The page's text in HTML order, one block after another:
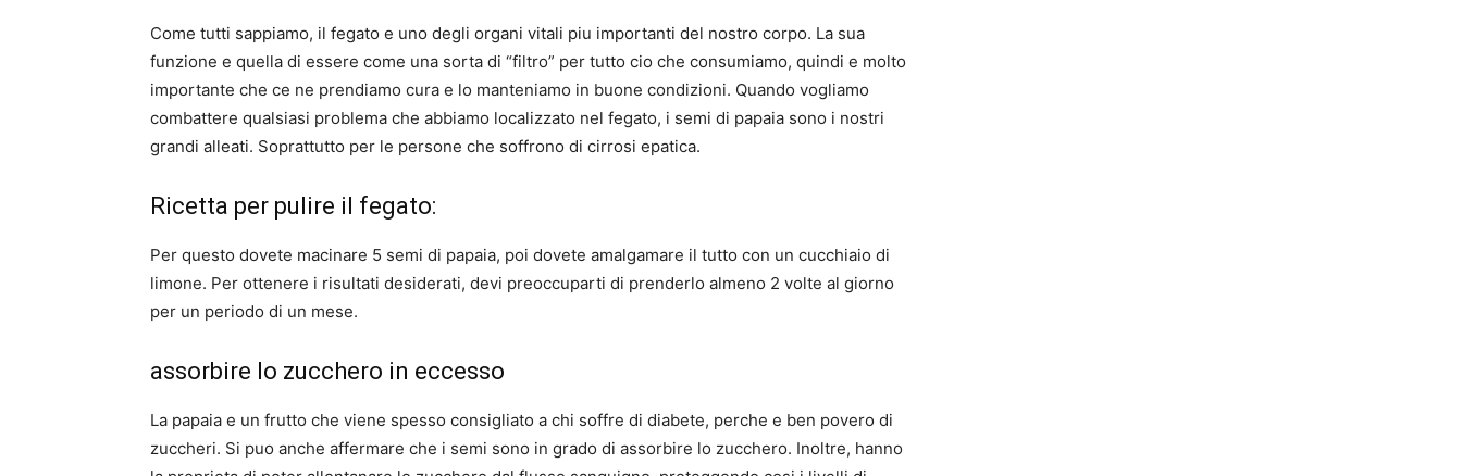
Come tutti sappiamo, il fegato e uno degli organi vitali piu importanti del nostro corpo. La sua
funzione e quella di essere come una sorta di “filtro” per tutto cio che consumiamo, quindi e molto
importante che ce ne prendiamo cura e lo manteniamo in buone condizioni. Quando vogliamo
combattere qualsiasi problema che abbiamo localizzato nel fegato, i semi di papaia sono i nostri
grandi alleati. Soprattutto per le persone che soffrono di cirrosi epatica.
Ricetta per pulire il fegato:
Per questo dovete macinare 5 semi di papaia, poi dovete amalgamare il tutto con un cucchiaio di
limone. Per ottenere i risultati desiderati, devi preoccuparti di prenderlo almeno 2 volte al giorno
per un periodo di un mese.
assorbire lo zucchero in eccesso
La papaia e un frutto che viene spesso consigliato a chi soffre di diabete, perche e ben povero di
zuccheri. Si puo anche affermare che i semi sono in grado di assorbire lo zucchero. Inoltre, hanno